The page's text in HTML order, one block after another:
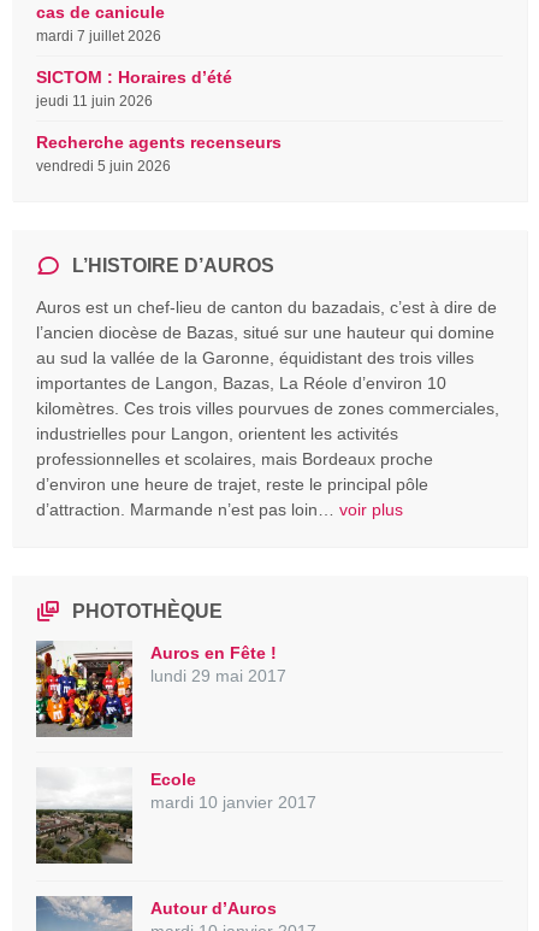
cas de canicule
mardi 7 juillet 2026
SICTOM : Horaires d’été
jeudi 11 juin 2026
Recherche agents recenseurs
vendredi 5 juin 2026
L’HISTOIRE D’AUROS
Auros est un chef-lieu de canton du bazadais, c’est à dire de
l’ancien diocèse de Bazas, situé sur une hauteur qui domine
au sud la vallée de la Garonne, équidistant des trois villes
importantes de Langon, Bazas, La Réole d’environ 10
kilomètres. Ces trois villes pourvues de zones commerciales,
industrielles pour Langon, orientent les activités
professionnelles et scolaires, mais Bordeaux proche
d’environ une heure de trajet, reste le principal pôle
d’attraction. Marmande n’est pas loin… voir plus
PHOTOTHÈQUE
Auros en Fête !
lundi 29 mai 2017
Ecole
mardi 10 janvier 2017
Autour d’Auros